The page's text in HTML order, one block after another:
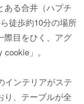
ある合井（ハプチ
徒歩約10分の場所
際目をひく、アグ
」。
インテリアがステ
り、テーブルが全